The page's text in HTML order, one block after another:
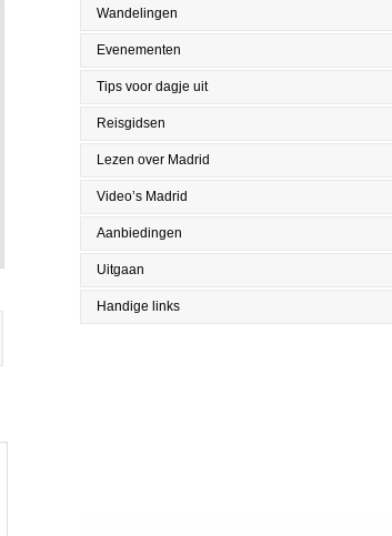
Wandelingen
Evenementen
Tips voor dagje uit
Reisgidsen
Lezen over Madrid
Video’s Madrid
Aanbiedingen
Uitgaan
Handige links